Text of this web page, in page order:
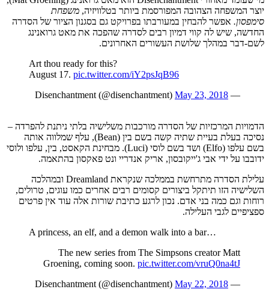
יוצר המשפחה הצהובה המפורסמת ביותר בטלוויזיה, משפחת
סימפסון. אפשר להבחין במעורבתו בפרויקט גם בסגנון הציור של הסדרה
החדשה, שיש לה קווי דמיון רבים לסדרה שהפכה את מאט גרואנינג
לשם-דבר במהלך שלושת העשורים האחרונים.
Art thou ready for this?
August 17. pic.twitter.com/iY2psJqB96
— Disenchantment (@disenchantment)
May 23, 2018
הדמויות המרכזיות של הסדרה מורכבות משלישיה בלתי ניתנת להפרדה –
נסיכה בעלת בעיית שתיה קשה בשם בין (Bean), עלף שמלווה אותה
בשם עלפו (Elfo) ושד בשם לוסי (Luci). מבחינת הקאסט, בין, עלפו ולוסי
ידובבו על ידי אבי ג'ייקובסון, אריק אנדריי ונט פאקסון בהתאמה.
עלילת הסדרה מתרחשת בממלכה שנקראת Dreamland ובמהלכה
השלישיה הזו תיתקל ביצורים קסומים רבים אחרים כמו עוגים, טרולים,
רוחות וגם כמה בני אדם. נכון לרגע כתיבת שורות אלה עוד אין פרטים
ספציפיים לגבי העלילה.
A princess, an elf, and a demon walk into a bar…
The new series from The Simpsons creator Matt
Groening, coming soon. pic.twitter.com/vruQ0na4tJ
— Disenchantment (@disenchantment)
May 22, 2018